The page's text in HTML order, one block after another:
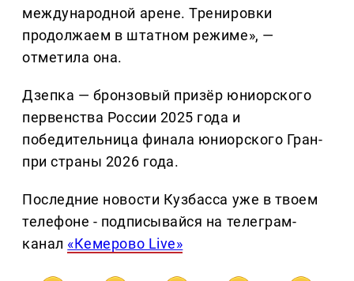
международной арене. Тренировки
продолжаем в штатном режиме», —
отметила она.
Дзепка — бронзовый призёр юниорского
первенства России 2025 года и
победительница финала юниорского Гран-
при страны 2026 года.
Последние новости Кузбасса уже в твоем
телефоне - подписывайся на телеграм-
канал «Кемерово Live»